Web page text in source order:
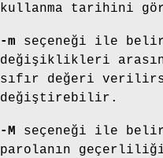
kullanma tarihini
-m seçeneği ile
değişiklikleri
sıfır değeri
değiştirebilir.
-M seçeneği ile
parolanın